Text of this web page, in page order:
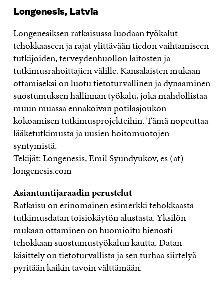
Longenesis, Latvia
Longenesiksen ratkaisussa luodaan työkalut
tehokkaaseen ja rajat ylittävään tiedon vaihtamiseen
tutkijoiden, terveydenhuollon laitosten ja
tutkimusrahoittajien välille. Kansalaisten mukaan
ottamiseksi on luotu tietoturvallinen ja dynaaminen
suostumuksen hallinnan työkalu, joka mahdollistaa
muun muassa ennakoivan potilasjoukon
kokoamisen tutkimusprojekteihin. Tämä nopeuttaa
lääketutkimusta ja uusien hoitomuotojen
syntymistä.
Tekijät: Longenesis, Emil Syundyukov, es (at)
longenesis.com
Asiantuntijaraadin perustelut
Ratkaisu on erinomainen esimerkki tehokkaasta
tutkimusdatan toisiokäytön alustasta. Yksilön
mukaan ottaminen on huomioitu hienosti
tehokkaan suostumustyökalun kautta. Datan
käsittely on tietoturvallista ja sen turhaa siirtelyä
pyritään kaikin tavoin välttämään.